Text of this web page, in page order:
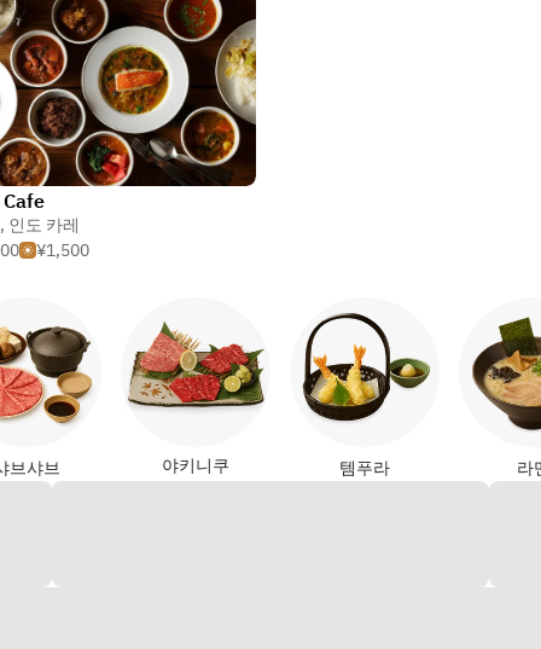
, 인도 카레
¥1,500
브샤브 야키니쿠 템푸라 라